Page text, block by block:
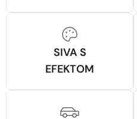
SIVA S
EFEKTOM